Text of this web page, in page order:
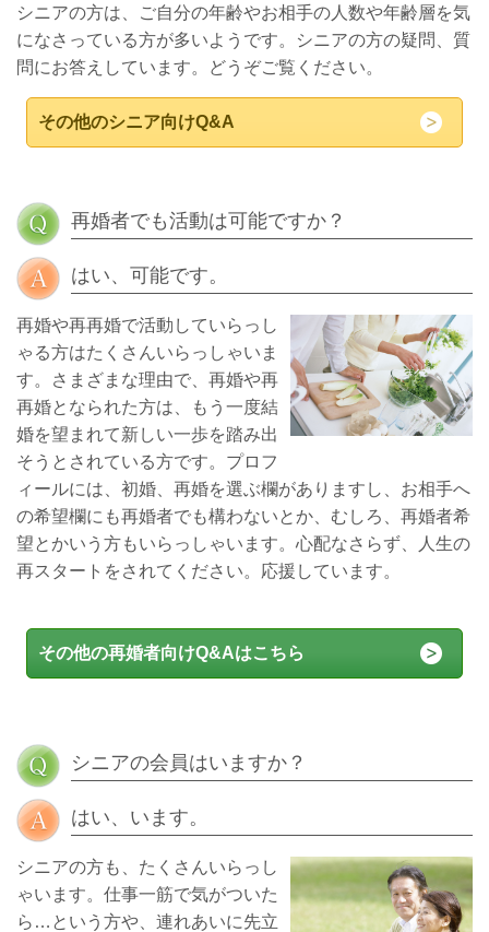
シニアの方は、ご自分の年齢やお相手の人数や年齢層を気
になさっている方が多いようです。シニアの方の疑問、質
問にお答えしています。どうぞご覧ください。
その他のシニア向けQ&A
再婚者でも活動は可能ですか？
はい、可能です。
再婚や再再婚で活動していらっし
ゃる方はたくさんいらっしゃいま
す。さまざまな理由で、再婚や再
再婚となられた方は、もう一度結
婚を望まれて新しい一歩を踏み出
そうとされている方です。プロフ
ィールには、初婚、再婚を選ぶ欄がありますし、お相手へ
の希望欄にも再婚者でも構わないとか、むしろ、再婚者希
望とかいう方もいらっしゃいます。心配なさらず、人生の
再スタートをされてください。応援しています。
その他の再婚者向けQ&Aはこちら
シニアの会員はいますか？
はい、います。
シニアの方も、たくさんいらっし
ゃいます。仕事一筋で気がついた
ら…という方や、連れあいに先立